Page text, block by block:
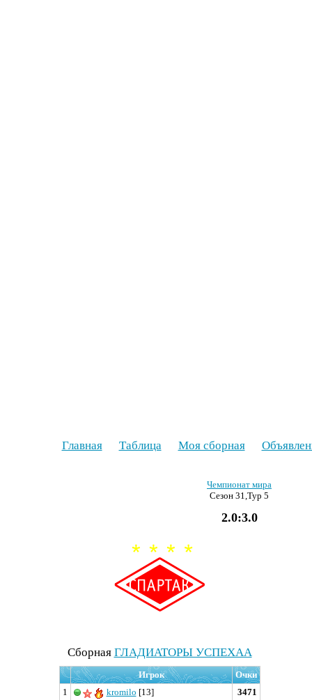
Главная Таблица Моя сборная
Чемпионат мира
Сезон 31,Тур 5
2.0:3.0
Cборная ГЛАДИАТОРЫ УСПЕХАА
Игрок
Очки
1
kromilo [13] 3471